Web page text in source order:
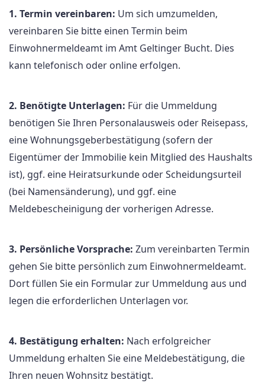
1. Termin vereinbaren: Um sich umzumelden,
vereinbaren Sie bitte einen Termin beim
Einwohnermeldeamt im Amt Geltinger Bucht. Dies
kann telefonisch oder online erfolgen.
2. Benötigte Unterlagen: Für die Ummeldung
benötigen Sie Ihren Personalausweis oder Reisepass,
eine Wohnungsgeberbestätigung (sofern der
Eigentümer der Immobilie kein Mitglied des Haushalts
ist), ggf. eine Heiratsurkunde oder Scheidungsurteil
(bei Namensänderung), und ggf. eine
Meldebescheinigung der vorherigen Adresse.
3. Persönliche Vorsprache: Zum vereinbarten Termin
gehen Sie bitte persönlich zum Einwohnermeldeamt.
Dort füllen Sie ein Formular zur Ummeldung aus und
legen die erforderlichen Unterlagen vor.
4. Bestätigung erhalten: Nach erfolgreicher
Ummeldung erhalten Sie eine Meldebestätigung, die
Ihren neuen Wohnsitz bestätigt.